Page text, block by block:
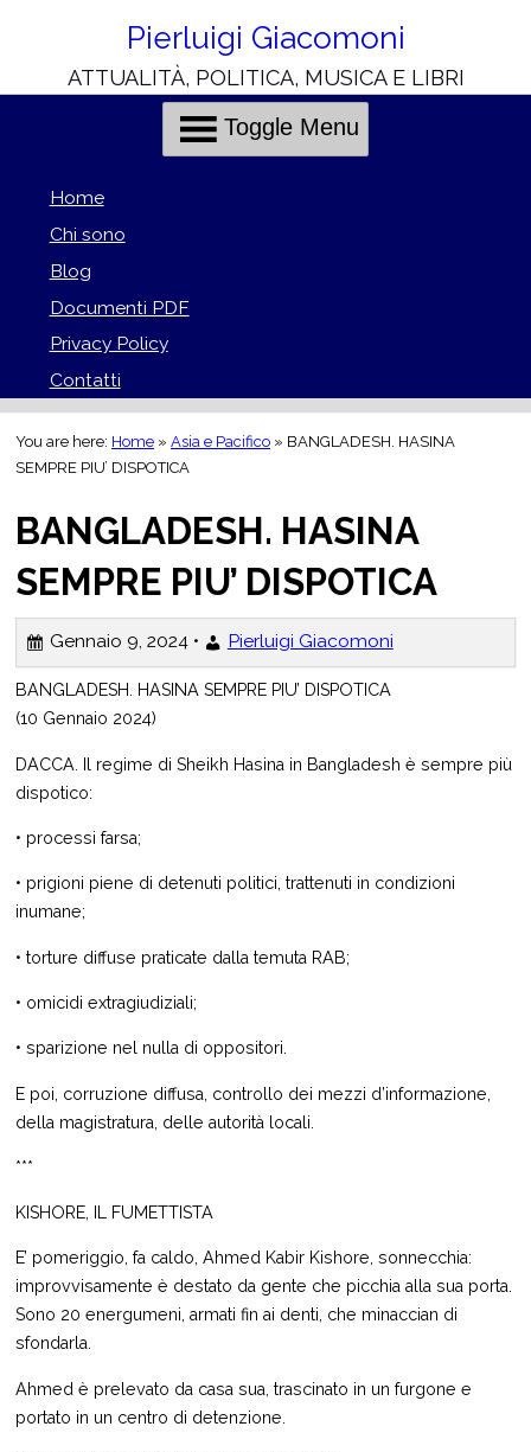
Content
Pierluigi Giacomoni
ATTUALITÀ, POLITICA, MUSICA E LIBRI
H
C
i
Toggle Menu
Home
Chi sono
Blog
Documenti PDF
Privacy Policy
Contatti
You are here: Home » Asia e Pacifico » BANGLADESH. HASINA
SEMPRE PIU’ DISPOTICA
BANGLADESH. HASINA
SEMPRE PIU’ DISPOTICA
Gennaio 9, 2024 • Pierluigi Giacomoni
BANGLADESH. HASINA SEMPRE PIU’ DISPOTICA
(10 Gennaio 2024)
DACCA. Il regime di Sheikh Hasina in Bangladesh è sempre più
dispotico:
• processi farsa;
• prigioni piene di detenuti politici, trattenuti in condizioni
inumane;
• torture diffuse praticate dalla temuta RAB;
• omicidi extragiudiziali;
• sparizione nel nulla di oppositori.
E poi, corruzione diffusa, controllo dei mezzi d’informazione,
della magistratura, delle autorità locali.
***
KISHORE, IL FUMETTISTA
E’ pomeriggio, fa caldo, Ahmed Kabir Kishore, sonnecchia:
improvvisamente è destato da gente che picchia alla sua porta.
Sono 20 energumeni, armati fin ai denti, che minaccian di
sfondarla.
Ahmed è prelevato da casa sua, trascinato in un furgone e
portato in un centro di detenzione.